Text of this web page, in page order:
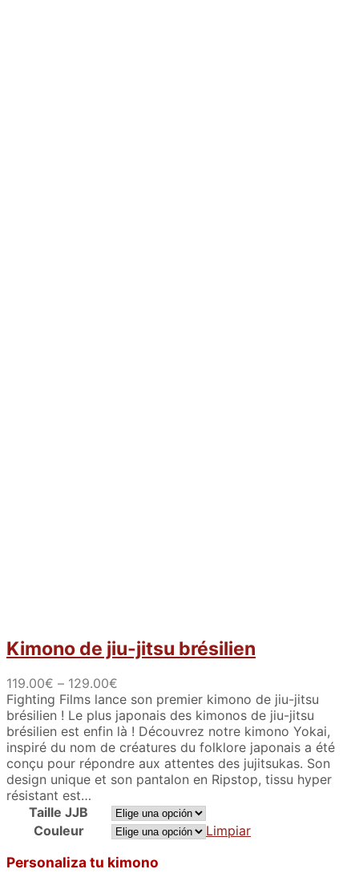
Kimono de jiu-jitsu brésilien
119.00€ – 129.00€
a
n
g
o
d
e
r
e
c
i
Fighting Films lance son premier kimono de jiu-jitsu
brésilien ! Le plus japonais des kimonos de jiu-jitsu
brésilien est enfin là ! Découvrez notre kimono Yokai,
inspiré du nom de créatures du folklore japonais a été
conçu pour répondre aux attentes des jujitsukas. Son
design unique et son pantalon en Ripstop, tissu hyper
résistant est…
Taille JJB
Couleur
Limpiar
Personaliza tu kimono